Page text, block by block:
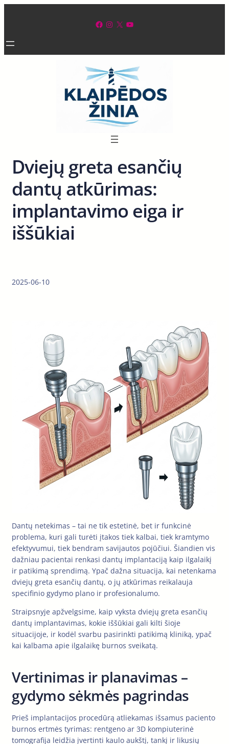
Facebook Instagram X YouTube
Dviejų greta esančių
dantų atkūrimas:
implantavimo eiga ir
iššūkiai
2025-06-10
Dantų netekimas – tai ne tik estetinė, bet ir funkcinė
problema, kuri gali turėti įtakos tiek kalbai, tiek kramtymo
efektyvumui, tiek bendram savijautos pojūčiui. Šiandien vis
dažniau pacientai renkasi dantų implantaciją kaip ilgalaikį
ir patikimą sprendimą. Ypač dažna situacija, kai netenkama
dviejų greta esančių dantų, o jų atkūrimas reikalauja
specifinio gydymo plano ir profesionalumo.
Straipsnyje apžvelgsime, kaip vyksta dviejų greta esančių
dantų implantavimas, kokie iššūkiai gali kilti šioje
situacijoje, ir kodėl svarbu pasirinkti patikimą kliniką, ypač
kai kalbama apie ilgalaikę burnos sveikatą.
Vertinimas ir planavimas –
gydymo sėkmės pagrindas
Prieš implantacijos procedūrą atliekamas išsamus paciento
burnos ertmės tyrimas: rentgeno ar 3D kompiuterinė
tomografija leidžia įvertinti kaulo aukštį, tankį ir likusių